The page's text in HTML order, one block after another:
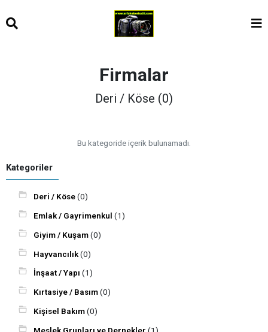
Firmalar
Deri / Köse (0)
Bu kategoride içerik bulunamadı.
Kategoriler
Deri / Köse(0)
Emlak / Gayrimenkul(1)
Giyim / Kuşam(0)
Hayvancılık(0)
İnşaat / Yapı(1)
Kırtasiye / Basım(0)
Kişisel Bakım(0)
Meslek Grupları ve Dernekler(1)